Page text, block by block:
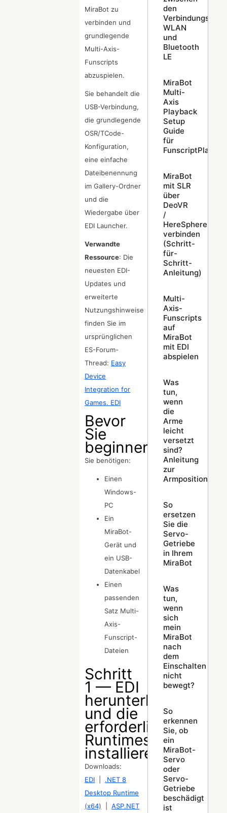
MiraBot zu
verbinden und
grundlegende
Multi-Axis-
Funscripts
abzuspielen.
Sie behandelt die
USB-Verbindung,
die grundlegende
OSR/TCode-
Konfiguration,
eine einfache
Dateibenennung
im Gallery-Ordner
und die
Wiedergabe über
EDI Launcher.
Verwandte
Ressource: Die
neuesten EDI-
Updates und
erweiterte
Nutzungshinweise
finden Sie im
ursprünglichen
ES-Forum-
Thread: Easy
Device
Integration for
Games. EDI
Bevor
Sie
beginnen
Sie benötigen:
Einen
Windows-
PC
Ein
MiraBot-
Gerät und
ein USB-
Datenkabel
Einen
passenden
Satz Multi-
Axis-
Funscript-
Dateien
Schritt
1 — EDI
herunterladen
und die
erforderlichen
Runtimes
installieren
Downloads:
EDI
.NET 8
Desktop Runtime
(x64) |ASP.NET
den
Verbindungsmodi
WLAN
und
Bluetooth
LE
MiraBot
Multi-
Axis
Playback
Setup
Guide
für
FunscriptPlayer
MiraBot
mit SLR
über
DeoVR
/
HereSphere
verbinden
(Schritt-
für-
Schritt-
Anleitung)
Multi-
Axis-
Funscripts
auf
MiraBot
mit EDI
abspielen
Was
tun,
wenn
die
Arme
leicht
versetzt
sind?
Anleitung
zur
So
ersetzen
Sie die
Servo-
Getriebe
in Ihrem
MiraBot
Was
tun,
wenn
sich
mein
MiraBot
nach
dem
Einschalten
nicht
bewegt?
So
erkennen
Sie, ob
ein
MiraBot-
Servo
oder
Servo-
Getriebe
beschädigt
ist